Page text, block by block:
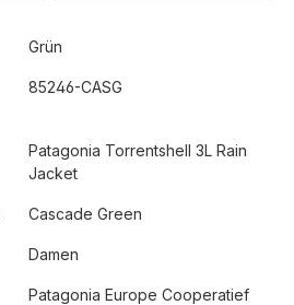
Grün
85246-CASG
Patagonia Torrentshell 3L Rain
Jacket
Cascade Green
Damen
Patagonia Europe Cooperatief